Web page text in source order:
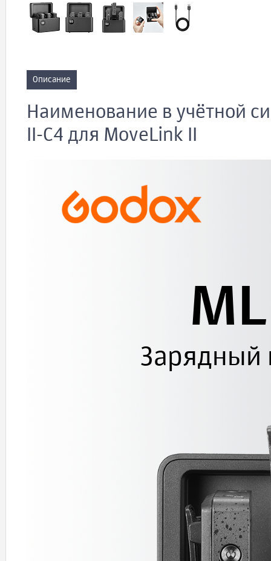
Описание
Наименование в учётной
II-C4 для MoveLink II
Зарядный